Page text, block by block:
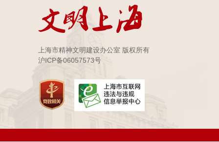
上海市精神文明建设办公室 版权所有
沪ICP备06057573号